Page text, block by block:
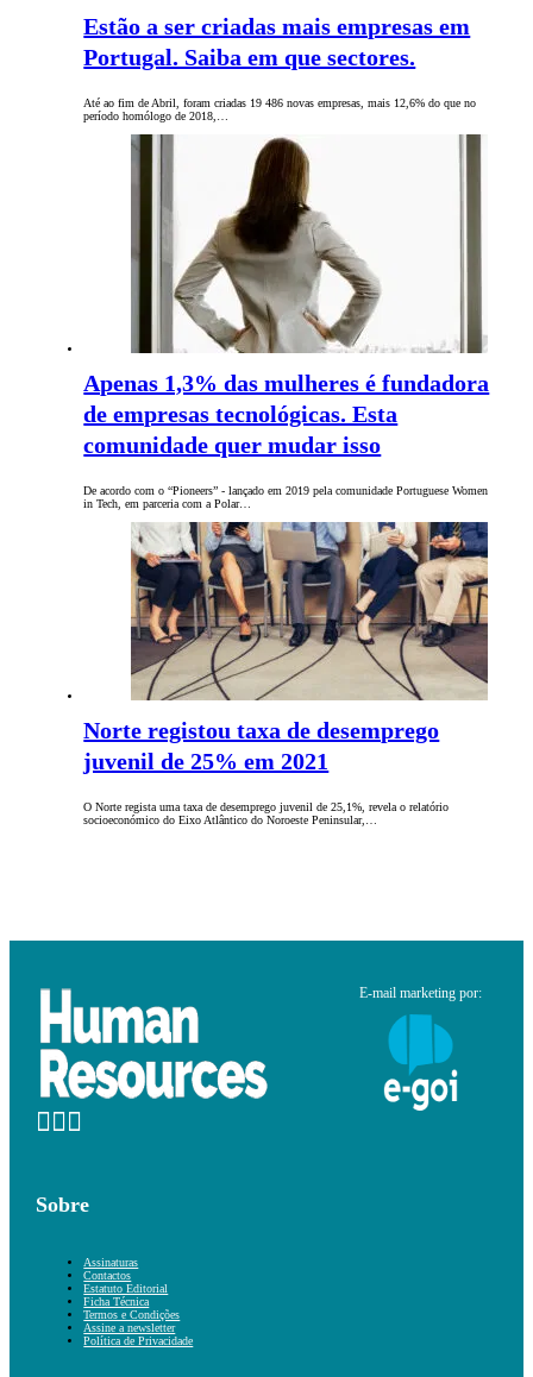
Estão a ser criadas mais empresas em
Portugal. Saiba em que sectores.
Até ao fim de Abril, foram criadas 19 486 novas empresas, mais 12,6% do que no
período homólogo de 2018,…
Apenas 1,3% das mulheres é fundadora
de empresas tecnológicas. Esta
comunidade quer mudar isso
De acordo com o “Pioneers” - lançado em 2019 pela comunidade Portuguese Women
in Tech, em parceria com a Polar…
Norte registou taxa de desemprego
juvenil de 25% em 2021
O Norte regista uma taxa de desemprego juvenil de 25,1%, revela o relatório
socioeconómico do Eixo Atlântico do Noroeste Peninsular,…
E-mail marketing por:
Sobre
Assinaturas
Contactos
Estatuto Editorial
Ficha Técnica
Termos e Condições
Assine a newsletter
Política de Privacidade